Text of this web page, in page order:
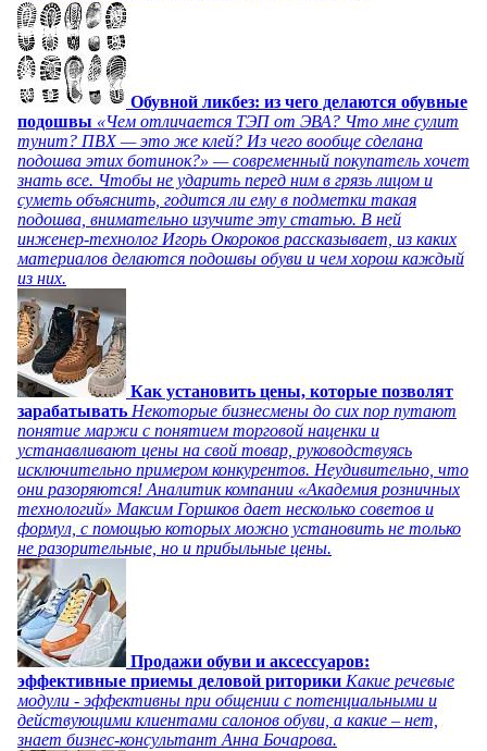
Обувной ликбез: из чего делаются обувные
подошвы «Чем отличается ТЭП от ЭВА? Что мне сулит
тунит? ПВХ — это же клей? Из чего вообще сделана
подошва этих ботинок?» — современный покупатель хочет
знать все. Чтобы не ударить перед ним в грязь лицом и
суметь объяснить, годится ли ему в подметки такая
подошва, внимательно изучите эту статью. В ней
инженер-технолог Игорь Окороков рассказывает, из каких
материалов делаются подошвы обуви и чем хорош каждый
из них.
Как установить цены, которые позволят
зарабатывать Некоторые бизнесмены до сих пор путают
понятие маржи с понятием торговой наценки и
устанавливают цены на свой товар, руководствуясь
исключительно примером конкурентов. Неудивительно, что
они разоряются! Аналитик компании «Академия розничных
технологий» Максим Горшков дает несколько советов и
формул, с помощью которых можно установить не только
не разорительные, но и прибыльные цены.
Продажи обуви и аксессуаров:
эффективные приемы деловой риторики Какие речевые
модули - эффективны при общении с потенциальными и
действующими клиентами салонов обуви, а какие – нет,
знает бизнес-консультант Анна Бочарова.